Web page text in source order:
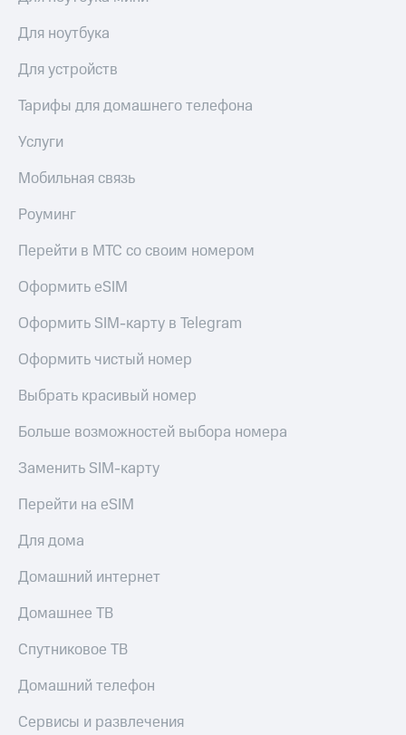
Строки
Live
Гудок
Мой
приложения
Получайте
онлайн
Страхование
Покупка
онлайн
Скидка 30%
на связь
С картой
Деньги
Накопления
Откладывайте
и получайте
доход 15%
Платежи
переводы
Пополнить
номер
Накопления
Откладывайте
и получайте
пополнения
на связь
Тарифы
RED,
РИИЛ
и МТС Супер
при оплате
МТС Деньги
Обзоры
до 40%
покупке
МТС
Для ноутбука
Для устройств
Тарифы для домашнего телефона
Услуги
Мобильная связь
Роуминг
Перейти в МТС со своим номером
Оформить eSIM
Оформить SIM-карту в Telegram
Оформить чистый номер
Выбрать красивый номер
Больше возможностей выбора номера
Заменить SIM-карту
Перейти на eSIM
Для дома
Домашний интернет
Домашнее ТВ
Спутниковое ТВ
Домашний телефон
Сервисы и развлечения